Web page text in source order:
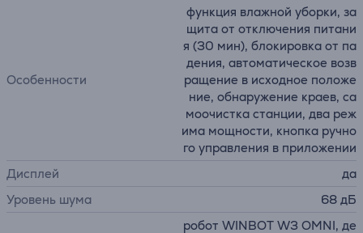
Особенности
функция влажной уборки, за
щита от отключения питани
я (30 мин), блокировка от па
дения, автоматическое возв
ращение в исходное положе
ние, обнаружение краев, са
моочистка станции, два реж
има мощности, кнопка ручно
го управления в приложении
Дисплей
да
Уровень шума
68 дБ
робот WINBOT W3 OMNI, де